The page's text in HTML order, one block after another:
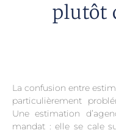
plutôt
La confusion entre
particulièrement
Une estimation
mandat : elle se cale